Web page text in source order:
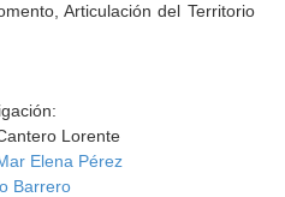
Articulación del Territorio
Lorente
Elena Pérez
Barrero